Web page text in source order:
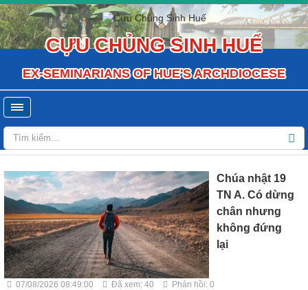
CỰU CHỦNG SINH HUẾ
EX-SEMINARIANS OF HUE'S ARCHDIOCESE
Chúa nhật 19
TN A. Có dừng
chân nhưng
không đứng
lại
07/08/2026 08:49:00 Đã xem: 40 Phản hồi: 0